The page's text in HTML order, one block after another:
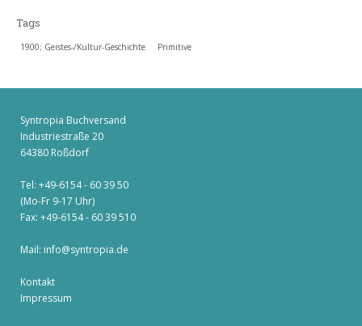
Tags
1900; Geistes-/Kultur-Geschichte Primitive
Syntropia Buchversand
Industriestraße 20
64380 Roßdorf
Tel: +49-6154 - 60 39 50
(Mo-Fr 9-17 Uhr)
Fax: +49-6154 - 60 39 510
Mail: info@syntropia.de
Kontakt
Impressum